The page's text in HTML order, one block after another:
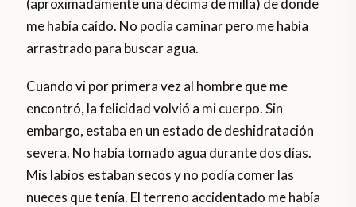
(aproximadamente una décima de milla) de donde
me había caído. No podía caminar pero me había
arrastrado para buscar agua.
Cuando vi por primera vez al hombre que me
encontró, la felicidad volvió a mi cuerpo. Sin
embargo, estaba en un estado de deshidratación
severa. No había tomado agua durante dos días.
Mis labios estaban secos y no podía comer las
nueces que tenía. El terreno accidentado me había